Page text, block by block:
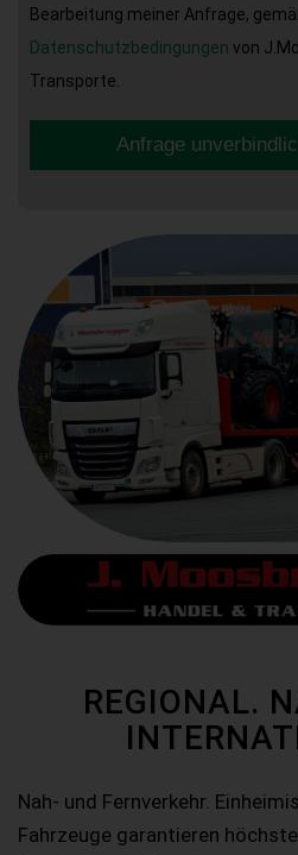
Bearbeitung meiner Anfrage,
Datenschutzbedingungen von
Transporte.
Anfrage
REGIONAL.
Nah- und Fernverkehr.
Fahrzeuge garantieren